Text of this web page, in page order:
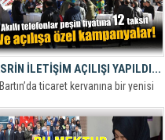
İLETİŞİM AÇILIŞI YAPILDI...
Bartın’da ticaret kervanına bir yenisi